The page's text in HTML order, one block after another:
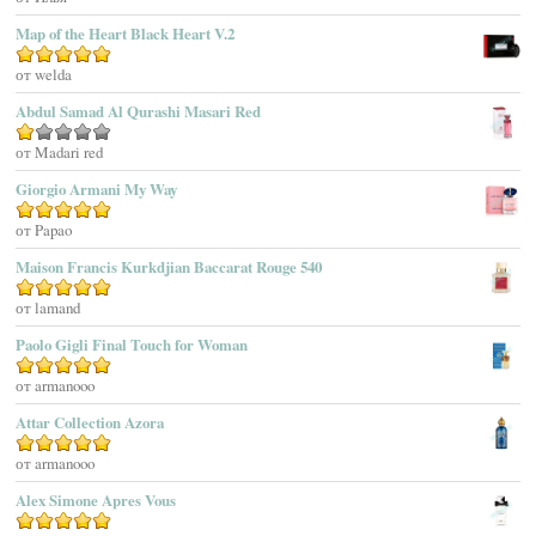
Adidas
Adolfo Dominguez
Adrienne Vittadini
Aedes De Venustas
Aerin Lauder
Aether
Affinessence
Afnan Perfumes
Agatha Ruiz De La Prada
Agatho Parfum
Agent Provocateur
Agnes B
Agonist
Ahjaar
Aigner
Aj Arabia (Widian)
Map of the Heart Black Heart V.2
Оценка5
от welda
Abdul Samad Al Qurashi Masari Red
Оценка
1
из
5
от Madari red
Giorgio Armani My Way
Оценка5
от Papao
Maison Francis Kurkdjian Baccarat Rouge 540
Оценка5из 5
от lamand
Paolo Gigli Final Touch for Woman
Оценка5из 5
от armanooo
Attar Collection Azora
Оценка5из 5
от armanooo
Alex Simone Apres Vous